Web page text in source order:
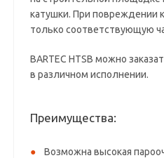
катушки. При повреждении
только соответствующую
BARTEC HTSB можно
в различном исполнении.
Преимущества:
Возможна высокая